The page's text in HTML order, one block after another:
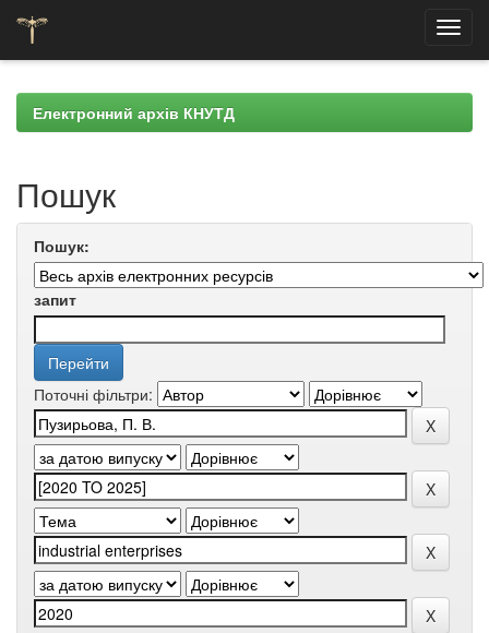
navigationЕлектронний архів КНУТД
Пошук
Пошук:
запит
Поточні фільтри: